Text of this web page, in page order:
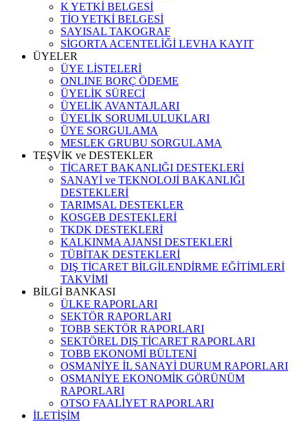
K YETKİ BELGESİ
TİO YETKİ BELGESİ
SAYISAL TAKOGRAF
SİGORTA ACENTELİĞİ LEVHA KAYIT
ÜYELER
ÜYE LİSTELERİ
ONLINE BORÇ ÖDEME
ÜYELİK SÜRECİ
ÜYELİK AVANTAJLARI
ÜYELİK SORUMLULUKLARI
ÜYE SORGULAMA
MESLEK GRUBU SORGULAMA
TEŞVİK ve DESTEKLER
TİCARET BAKANLIĞI DESTEKLERİ
SANAYİ ve TEKNOLOJİ BAKANLIĞI
DESTEKLERİ
TARIMSAL DESTEKLER
KOSGEB DESTEKLERİ
TKDK DESTEKLERİ
KALKINMA AJANSI DESTEKLERİ
TÜBİTAK DESTEKLERİ
DIŞ TİCARET BİLGİLENDİRME EĞİTİMLERİ
TAKVİMİ
BİLGİ BANKASI
ÜLKE RAPORLARI
SEKTÖR RAPORLARI
TOBB SEKTÖR RAPORLARI
SEKTÖREL DIŞ TİCARET RAPORLARI
TOBB EKONOMİ BÜLTENİ
OSMANİYE İL SANAYİ DURUM RAPORLARI
OSMANİYE EKONOMİK GÖRÜNÜM
RAPORLARI
OTSO FAALİYET RAPORLARI
İLETİŞİM